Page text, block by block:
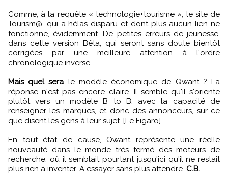
Comme, à la requête « technologie+tourisme », le site de
Tourism@, qui a hélas disparu et dont plus aucun lien ne
fonctionne, évidemment. De petites erreurs de jeunesse,
dans cette version Bêta, qui seront sans doute bientôt
corrigées par une meilleure attention à l'ordre
chronologique inverse.
Mais quel sera le modèle économique de Qwant ? La
réponse n'est pas encore claire. Il semble qu'il s'oriente
plutôt vers un modèle B to B, avec la capacité de
renseigner les marques, et donc des annonceurs, sur ce
que disent les gens à leur sujet. [Le Figaro]
En tout état de cause, Qwant représente une réelle
nouveauté dans le monde très fermé des moteurs de
recherche, où il semblait pourtant jusqu'ici qu'il ne restait
plus rien à inventer. A essayer sans plus attendre. C.B.